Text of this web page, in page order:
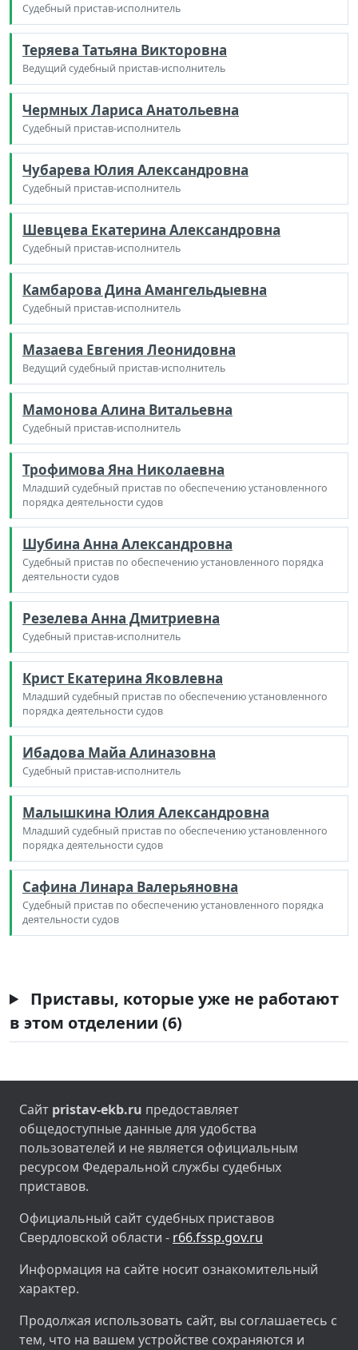
Судебный пристав-исполнитель
Теряева Татьяна Викторовна
Ведущий судебный пристав-исполнитель
Чермных Лариса Анатольевна
Судебный пристав-исполнитель
Чубарева Юлия Александровна
Судебный пристав-исполнитель
Шевцева Екатерина Александровна
Судебный пристав-исполнитель
Камбарова Дина Амангельдыевна
Судебный пристав-исполнитель
Мазаева Евгения Леонидовна
Ведущий судебный пристав-исполнитель
Мамонова Алина Витальевна
Судебный пристав-исполнитель
Трофимова Яна Николаевна
Младший судебный пристав по обеспечению установленного
порядка деятельности судов
Шубина Анна Александровна
Судебный пристав по обеспечению установленного порядка
деятельности судов
Резелева Анна Дмитриевна
Судебный пристав-исполнитель
Крист Екатерина Яковлевна
Младший судебный пристав по обеспечению установленного
порядка деятельности судов
Ибадова Майа Алиназовна
Судебный пристав-исполнитель
Малышкина Юлия Александровна
Младший судебный пристав по обеспечению установленного
порядка деятельности судов
Сафина Линара Валерьяновна
Судебный пристав по обеспечению установленного порядка
деятельности судов
Приставы, которые уже не работают
в этом отделении (6)
Сайт pristav-ekb.ru предоставляет
общедоступные данные для удобства
пользователей и не является официальным
ресурсом Федеральной службы судебных
приставов.
Официальный сайт судебных приставов
Свердловской области - r66.fssp.gov.ru
Информация на сайте носит ознакомительный
характер.
Продолжая использовать сайт, вы соглашаетесь с
тем, что на вашем устройстве сохраняются и